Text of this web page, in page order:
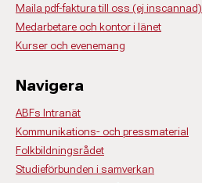
Maila pdf-faktura till oss (ej inscannad)
Medarbetare och kontor i länet
Kurser och evenemang
Navigera
ABFs Intranät
Kommunikations- och pressmaterial
Folkbildningsrådet
Studieförbunden i samverkan